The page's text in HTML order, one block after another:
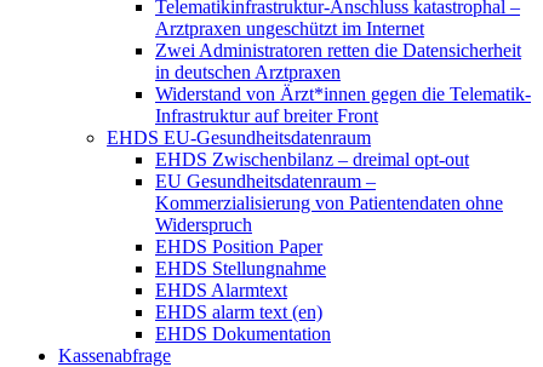
Telematikinfrastruktur-Anschluss katastrophal –
Arztpraxen ungeschützt im Internet
Zwei Administratoren retten die Datensicherheit
in deutschen Arztpraxen
Widerstand von Ärzt*innen gegen die Telematik-
Infrastruktur auf breiter Front
EHDS EU-Gesundheitsdatenraum
EHDS Zwischenbilanz – dreimal opt-out
EU Gesundheitsdatenraum –
Kommerzialisierung von Patientendaten ohne
Widerspruch
EHDS Position Paper
EHDS Stellungnahme
EHDS Alarmtext
EHDS alarm text (en)
EHDS Dokumentation
Kassenabfrage